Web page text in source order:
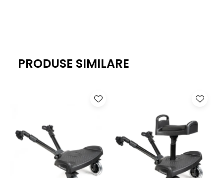
Caracteristici:
mai multe posibilitati de a privi lumea in moduri diferite in
Designul unic este special conceput pentru a proteja
coloana micutului, mentinandu-l intr-o pozitie
confortabila
Parintele il va purta mai usor, gratie centurilor si baretelor
de prindere, cu ajutorul carora greutatea micutului e
PRODUSE SIMILARE